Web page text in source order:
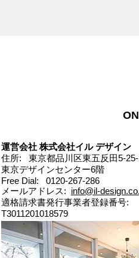
運営会社 株式会社イル デザイン​
住所: 東京都品川区東五反田5-
東京デザインセンター6階
Free Dial: 0120-267-286
メールアドレス: info@il-
適格請求書発行事業者登録番号:
T3011201018579